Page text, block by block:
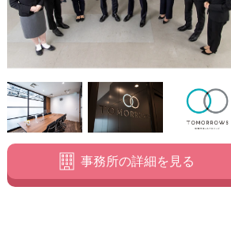
事務所の詳細を見る